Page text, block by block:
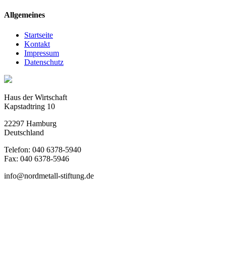
Allgemeines
Startseite
Kontakt
Impressum
Datenschutz
Haus der Wirtschaft
Kapstadtring 10
22297 Hamburg
Deutschland
Telefon: 040 6378-5940
Fax: 040 6378-5946
info@nordmetall-stiftung.de